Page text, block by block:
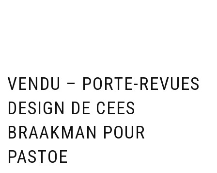
VENDU – PORTE-REVUES
DESIGN DE CEES
BRAAKMAN POUR
PASTOE